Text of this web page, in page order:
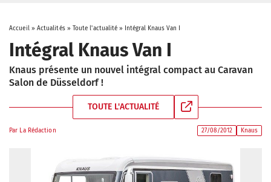
Accueil» Actualités» Toute l'actualité » Intégral Knaus Van I
Intégral Knaus Van I
Knaus présente un nouvel intégral compact au Caravan
Salon de Düsseldorf !
TOUTE L'ACTUALITÉ
Par La Rédaction 27/08/2012 Knaus